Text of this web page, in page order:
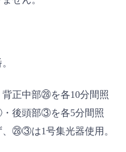
正中部㉘を各10分間照
後頭部③を各5分間照
㉘③は1号集光器使用。